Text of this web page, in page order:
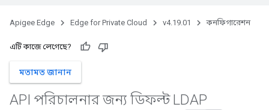
Apigee Edge Edge for Private Cloud v4.19.01 কনফিগারেশন
এটি কাজে লেগেছে?
মতামত জানান
API পরিচালনার জন্য ডিফল্ট LDAP